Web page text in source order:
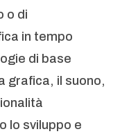
o di
in tempo
di base
grafica, il suono,
lo sviluppo e